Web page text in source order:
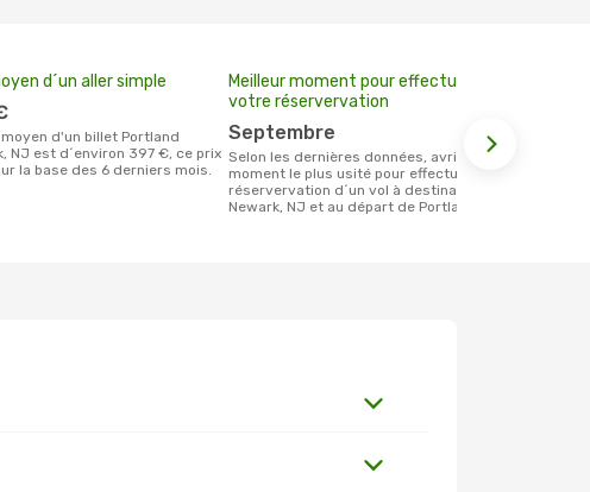
d´un aller simple
NJ est d´environ 397 €, ce prix
la base des 6 derniers mois.
Meilleur moment pour effectuer
votre réservervation
septembre
Selon les dernières données, avril est le
moment le plus usité pour effectuer la
réservervation d´un vol à destination de
Newark, NJ et au départ de Portland